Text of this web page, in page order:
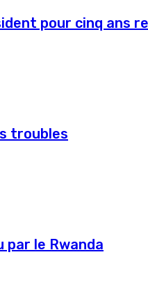
pour cinq ans
troubles
par le Rwanda